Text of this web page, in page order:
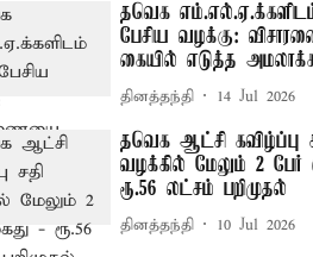
தவெக
பேசிய வழக்கு:
கையில் எடுத்த
தினத்தந்தி 14 Jul 2026
தவெக ஆட்சி கவிழ்ப்பு
வழக்கில் மேலும் 2 பேர்
ரூ.56 லட்சம் பறிமுதல்
தினத்தந்தி 10 Jul 2026